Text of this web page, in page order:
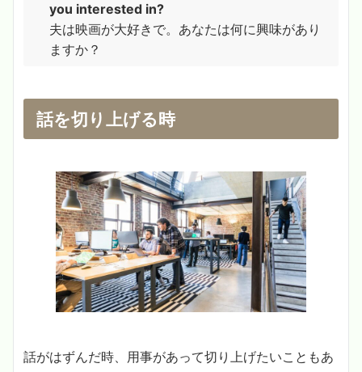
you interested in?
夫は映画が大好きで。あなたは何に興味があり
ますか？
話を切り上げる時
話がはずんだ時、用事があって切り上げたいこともあ